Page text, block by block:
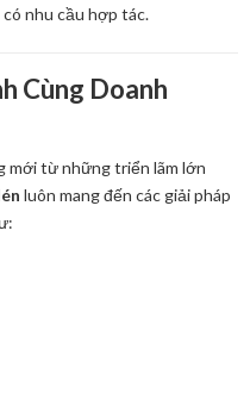
nhu cầu hợp tác.
Cùng Doanh
mới từ những triển lãm lớn
luôn mang đến các giải pháp